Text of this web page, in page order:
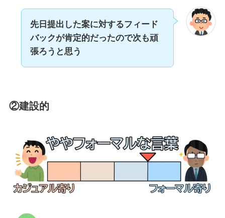
先日提出した案に対するフィード
バックが肯定的だったので次も頑
張ろうと思う
②建設的